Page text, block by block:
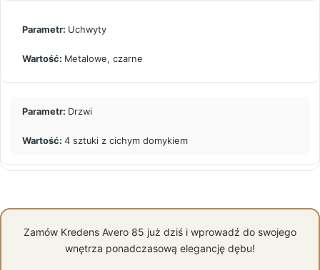
Uchwyty
Metalowe, czarne
Drzwi
4 sztuki z cichym domykiem
Zamów Kredens Avero 85 już dziś i wprowadź do swojego
wnętrza ponadczasową elegancję dębu!